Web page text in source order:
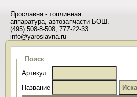
Ярославна - топливная
аппаратура, автозапчасти БОШ.
(495) 508-8-508, 777-22-33
info@yaroslavna.ru
Поиск
Артикул
Название